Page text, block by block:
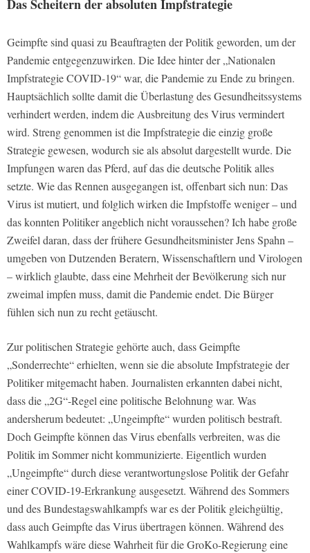
Das Scheitern der absoluten Impfstrategie
Geimpfte sind quasi zu Beauftragten der Politik geworden, um der
Pandemie entgegenzuwirken. Die Idee hinter der „Nationalen
Impfstrategie COVID-19“ war, die Pandemie zu Ende zu bringen.
Hauptsächlich sollte damit die Überlastung des Gesundheitssystems
verhindert werden, indem die Ausbreitung des Virus vermindert
wird. Streng genommen ist die Impfstrategie die einzig große
Strategie gewesen, wodurch sie als absolut dargestellt wurde. Die
Impfungen waren das Pferd, auf das die deutsche Politik alles
setzte. Wie das Rennen ausgegangen ist, offenbart sich nun: Das
Virus ist mutiert, und folglich wirken die Impfstoffe weniger – und
das konnten Politiker angeblich nicht voraussehen? Ich habe große
Zweifel daran, dass der frühere Gesundheitsminister Jens Spahn –
umgeben von Dutzenden Beratern, Wissenschaftlern und Virologen
– wirklich glaubte, dass eine Mehrheit der Bevölkerung sich nur
zweimal impfen muss, damit die Pandemie endet. Die Bürger
fühlen sich nun zu recht getäuscht.
Zur politischen Strategie gehörte auch, dass Geimpfte
„Sonderrechte“ erhielten, wenn sie die absolute Impfstrategie der
Politiker mitgemacht haben. Journalisten erkannten dabei nicht,
dass die „2G“-Regel eine politische Belohnung war. Was
andersherum bedeutet: „Ungeimpfte“ wurden politisch bestraft.
Doch Geimpfte können das Virus ebenfalls verbreiten, was die
Politik im Sommer nicht kommunizierte. Eigentlich wurden
„Ungeimpfte“ durch diese verantwortungslose Politik der Gefahr
einer COVID-19-Erkrankung ausgesetzt. Während des Sommers
und des Bundestagswahlkampfs war es der Politik gleichgültig,
dass auch Geimpfte das Virus übertragen können. Während des
Wahlkampfs wäre diese Wahrheit für die GroKo-Regierung eine